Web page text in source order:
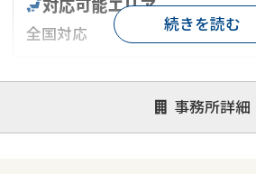
事務所詳細
全国対応
対応が親身 オンライン面談可能
1億円以上の買取可
続きを読む